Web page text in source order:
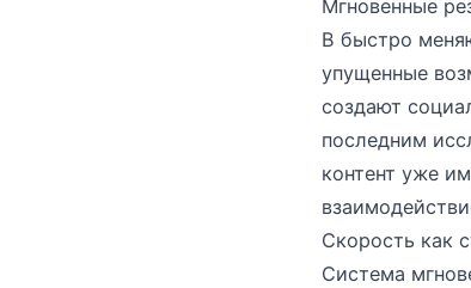
Мгновенные
В быстро
упущенные
создают
последним
контент уже
Скорость как
Система